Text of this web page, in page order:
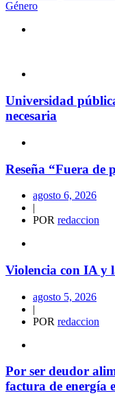
Universidad
necesaria
Reseña “Fuera de
agosto 6, 2026
|
POR redaccion
Violencia con IA y
agosto 5, 2026
|
POR redaccion
Por ser deudor
factura de energía